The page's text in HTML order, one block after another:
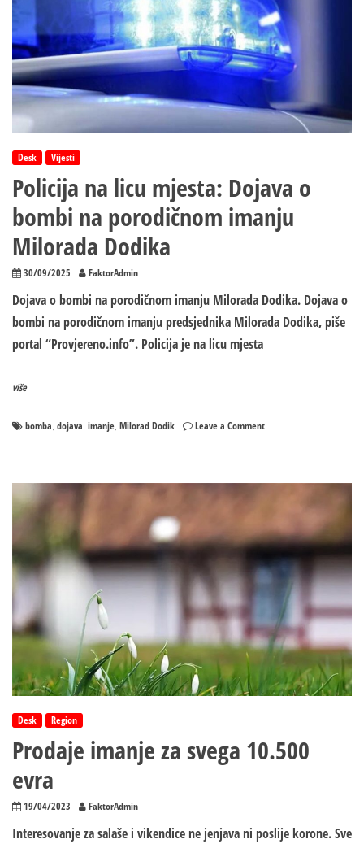
Desk Vijesti
Policija na licu mjesta: Dojava o
bombi na porodičnom imanju
Milorada Dodika
30/09/2025 FaktorAdmin
Dojava o bombi na porodičnom imanju Milorada Dodika. Dojava o
bombi na porodičnom imanju predsjednika Milorada Dodika, piše
portal “Provjereno.info”. Policija je na licu mjesta
više
bomba, dojava, imanje, Milorad Dodik Leave a Commenton
bombi
porodičnom
imanju
Milorada
Dodika
Desk Region
Prodaje imanje za svega 10.500
evra
19/04/2023 FaktorAdmin
Interesovanje za salaše i vikendice ne jenjava ni poslije korone. Sve